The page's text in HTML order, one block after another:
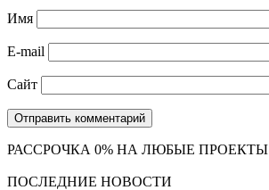
Имя
E-mail
Сайт
РАССРОЧКА 0% НА ЛЮБЫЕ ПРОЕКТЫ
ПОСЛЕДНИЕ НОВОСТИ